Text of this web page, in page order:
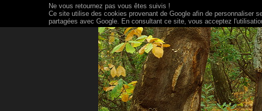
Ne vous retournez pas vous êtes suivis !
Ce site utilise des cookies provenant de Google afin de personnaliser
partagées avec Google. En consultant ce site, vous acceptez